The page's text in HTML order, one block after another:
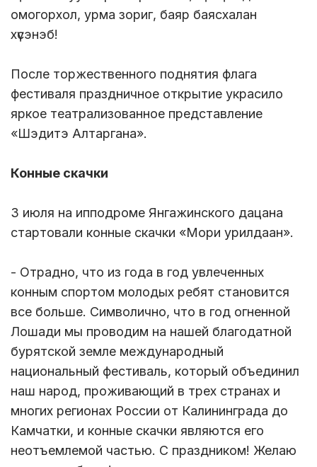
омогорхол, урма зориг, баяр баясхалан
хүсэнэб!
После торжественного поднятия флага
фестиваля праздничное открытие украсило
яркое театрализованное представление
«Шэдитэ Алтаргана».
Конные скачки
3 июля на ипподроме Янгажинского дацана
стартовали конные скачки «Мори урилдаан».
- Отрадно, что из года в год увлеченных
конным спортом молодых ребят становится
все больше. Символично, что в год огненной
Лошади мы проводим на нашей благодатной
бурятской земле международный
национальный фестиваль, который объединил
наш народ, проживающий в трех странах и
многих регионах России от Калининграда до
Камчатки, и конные скачки являются его
неотъемлемой частью. С праздником! Желаю